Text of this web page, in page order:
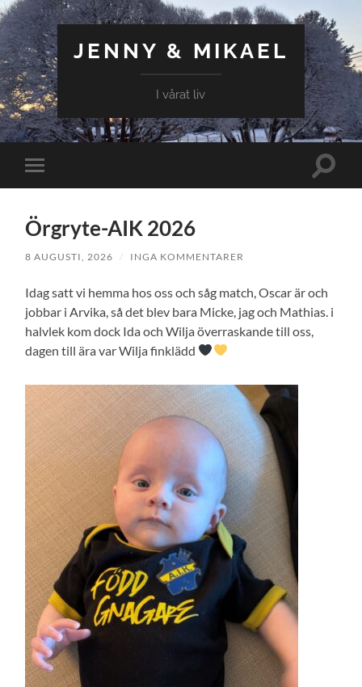
JENNY & MIKAEL
I vårat liv
Slå
på/av
Slå
Örgryte-AIK 2026
8 AUGUSTI, 2026 / INGA KOMMENTARER
Idag satt vi hemma hos oss och såg match, Oscar är och
jobbar i Arvika, så det blev bara Micke, jag och Mathias. i
halvlek kom dock Ida och Wilja överraskande till oss,
dagen till ära var Wilja finklädd